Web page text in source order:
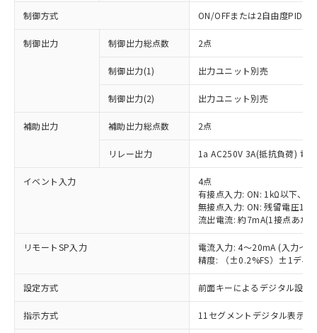
制御方式 ON/OFFまたは2自由度PID（
制御出力 制御出力総点数 2点
制御出力(1) 出力ユニット別売
制御出力(2) 出力ユニット別売
補助出力 補助出力総点数 2点
リレー出力 1a AC250V 3A(抵抗負荷) 電
イベント入力
4点
有接点入力: ON: 1kΩ以下、
無接点入力: ON: 残留電圧
流出電流: 約7mA(1接点あた
リモートSP入力
電流入力: 4～20mA (入力イ
精度: （±0.2%FS）±1ディ
設定方式 前面キーによるデジタル設定
指示方式 11セグメントデジタル表示